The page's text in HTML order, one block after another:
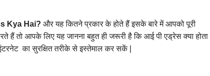
Kya Hai? और यह कितने प्रकार के होते हैं इसके बारे में आपको पूरी
हैं तो आपके लिए यह जानना बहुत ही जरूरी है कि आई पी एड्रेस क्या होता
का सुरक्षित तरीके से इस्तेमाल कर सकें |